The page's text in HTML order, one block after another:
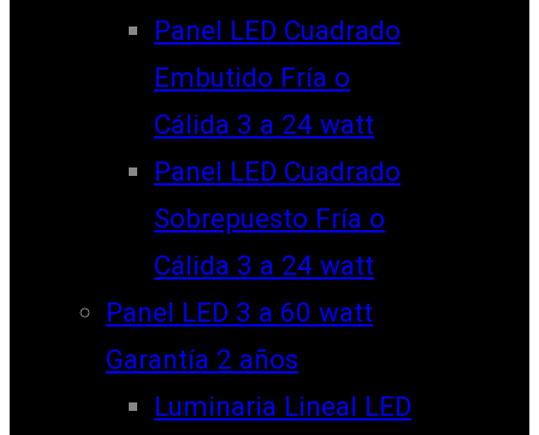
Panel LED Cuadrado
Embutido Fría o
Cálida 3 a 24 watt
Panel LED Cuadrado
Sobrepuesto Fría o
Cálida 3 a 24 watt
Panel LED 3 a 60 watt
Garantía 2 años
Luminaria Lineal LED